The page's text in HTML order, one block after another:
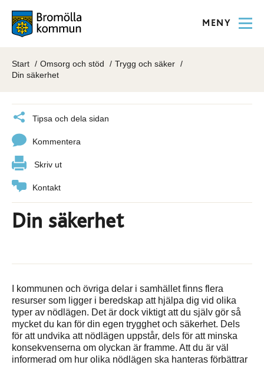
MENY
Start Omsorg och stöd
Trygg och säker
Din säkerhet
Tipsa och dela sidan
Kommentera
Skriv ut
Kontakt
Din säkerhet
I kommunen och övriga delar i samhället finns flera
resurser som ligger i beredskap att hjälpa dig vid olika
typer av nödlägen. Det är dock viktigt att du själv gör så
mycket du kan för din egen trygghet och säkerhet. Dels
för att undvika att nödlägen uppstår, dels för att minska
konsekvenserna om olyckan är framme. Att du är väl
informerad om hur olika nödlägen ska hanteras förbättrar